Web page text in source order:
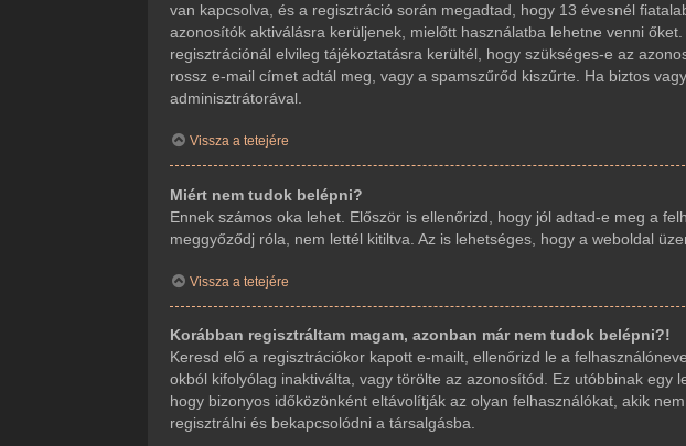
van kapcsolva, és a regisztráció során megadtad, hogy 13 évesnél
azonosítók aktiválásra kerüljenek, mielőtt használatba lehetne venni
regisztrációnál elvileg tájékoztatásra kerültél, hogy szükséges-e az
rossz e-mail címet adtál meg, vagy a spamszűrőd kiszűrte. Ha biztos
adminisztrátorával.
Vissza a tetejére
Miért nem tudok belépni?
Ennek számos oka lehet. Először is ellenőrizd, hogy jól adtad-e meg a
meggyőződj róla, nem lettél kitiltva. Az is lehetséges, hogy a weboldal
Vissza a tetejére
Korábban regisztráltam magam, azonban már nem tudok belépni?!
Keresd elő a regisztrációkor kapott e-mailt, ellenőrizd le a
okból kifolyólag inaktiválta, vagy törölte az azonosítód. Ez utóbbinak
hogy bizonyos időközönként eltávolítják az olyan felhasználókat, akik
regisztrálni és bekapcsolódni a társalgásba.